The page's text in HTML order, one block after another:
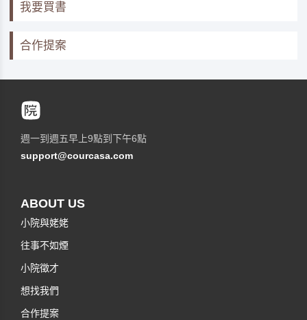
我要買書
合作提案
週一到週五早上9點到下午6點
support@courcasa.com
ABOUT US
小院與姥姥
往事不如煙
小院徵才
想找我們
合作提案